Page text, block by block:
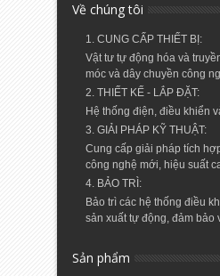
Về chúng tôi
1. CUNG CẤP THIẾT BỊ:
Vật tư tự động hóa và
móc và dây chuyền công
2. THIẾT KẾ - LẮP ĐẶT:
Hệ thống điện, điều khiển
3. GIẢI PHÁP KỸ THUẬT:
Cung cấp giải pháp tích
công nghệ mới, hiệu suất
4. BẢO TRÌ:
Bảo trì các hệ thống điều
sản xuất tự động, đảm bảo
Sản phẩm